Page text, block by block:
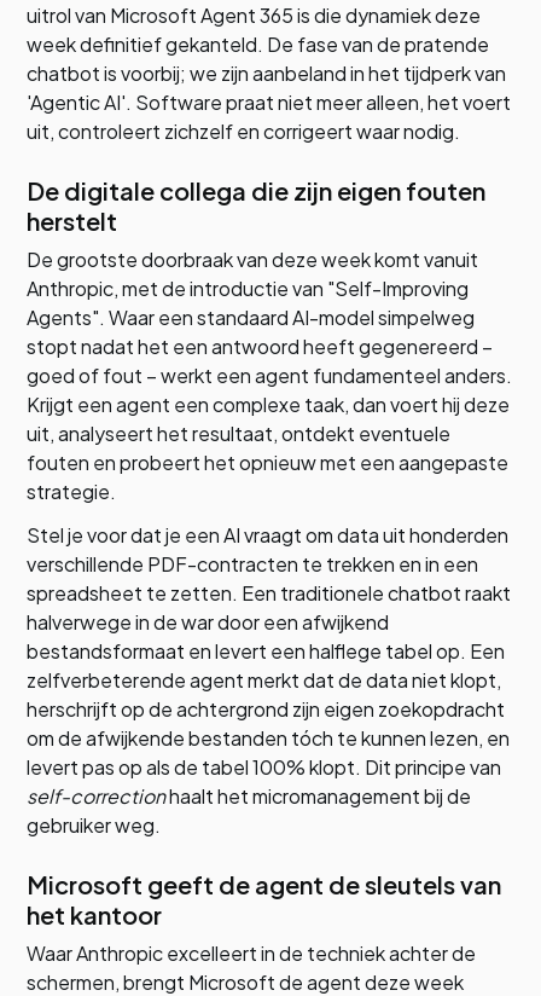
uitrol van Microsoft Agent 365 is die dynamiek deze
week definitief gekanteld. De fase van de pratende
chatbot is voorbij; we zijn aanbeland in het tijdperk van
'Agentic AI'. Software praat niet meer alleen, het voert
uit, controleert zichzelf en corrigeert waar nodig.
De digitale collega die zijn eigen fouten
herstelt
De grootste doorbraak van deze week komt vanuit
Anthropic, met de introductie van "Self-Improving
Agents". Waar een standaard AI-model simpelweg
stopt nadat het een antwoord heeft gegenereerd –
goed of fout – werkt een agent fundamenteel anders.
Krijgt een agent een complexe taak, dan voert hij deze
uit, analyseert het resultaat, ontdekt eventuele
fouten en probeert het opnieuw met een aangepaste
strategie.
Stel je voor dat je een AI vraagt om data uit honderden
verschillende PDF-contracten te trekken en in een
spreadsheet te zetten. Een traditionele chatbot raakt
halverwege in de war door een afwijkend
bestandsformaat en levert een halflege tabel op. Een
zelfverbeterende agent merkt dat de data niet klopt,
herschrijft op de achtergrond zijn eigen zoekopdracht
om de afwijkende bestanden tóch te kunnen lezen, en
levert pas op als de tabel 100% klopt. Dit principe van
self-correctionhaalt het micromanagement bij de
gebruiker weg.
Microsoft geeft de agent de sleutels van
het kantoor
Waar Anthropic excelleert in de techniek achter de
schermen, brengt Microsoft de agent deze week